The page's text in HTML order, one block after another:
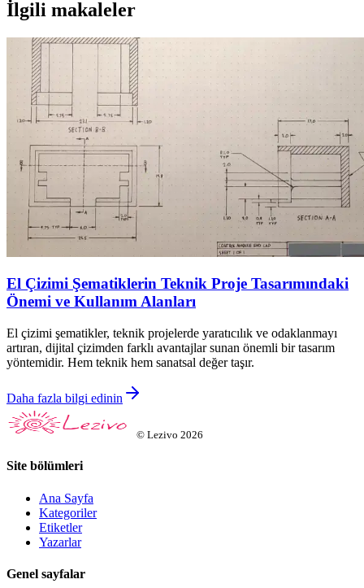
İlgili makaleler
El Çizimi Şematiklerin Teknik Proje Tasarımındaki
Önemi ve Kullanım Alanları
El çizimi şematikler, teknik projelerde yaratıcılık ve odaklanmayı
artıran, dijital çizimden farklı avantajlar sunan önemli bir tasarım
yöntemidir. Hem teknik hem sanatsal değer taşır.
Daha fazla bilgi edinin
© Lezivo 2026
Site bölümleri
Ana Sayfa
Kategoriler
Etiketler
Yazarlar
Genel sayfalar